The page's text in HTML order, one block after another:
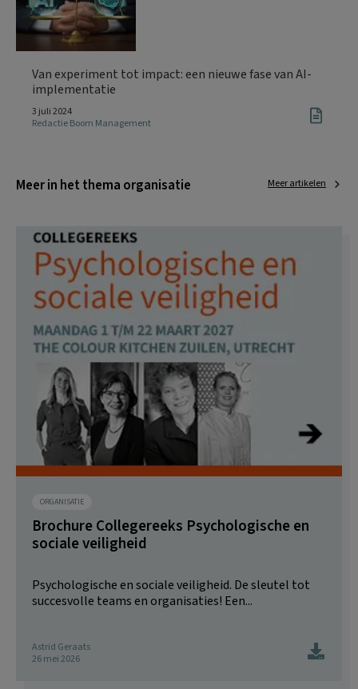
Van experiment tot impact: een nieuwe fase van AI-
implementatie
3 juli 2024
Redactie Boom Management
Meer in het thema organisatie Meer artikelen
ORGANISATIE
Brochure Collegereeks Psychologische en
sociale veiligheid
Psychologische en sociale veiligheid. De sleutel tot
succesvolle teams en organisaties! Een...
Astrid Geraats
26 mei 2026